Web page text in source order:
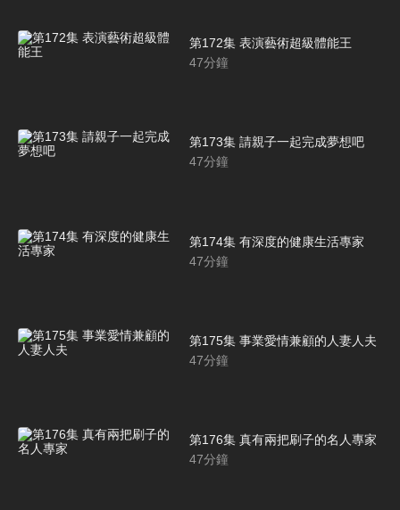
第172集 表演藝術超級體能王
47分鐘
第173集 請親子一起完成夢想吧
47分鐘
第174集 有深度的健康生活專家
47分鐘
第175集 事業愛情兼顧的人妻人夫
47分鐘
第176集 真有兩把刷子的名人專家
47分鐘